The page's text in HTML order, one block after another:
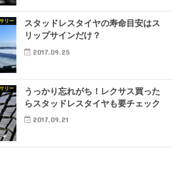
リー
スタッドレスタイヤの寿命目安はス
リップサインだけ？
2017.09.25
リー
うっかり忘れがち！レクサス買った
らスタッドレスタイヤも要チェック
2017.09.21